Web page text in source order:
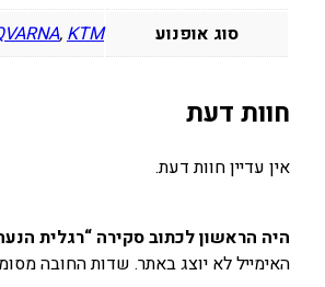
סוג אופנוע
, KTM
חוות דעת
אין עדיין חוות דעת.
היה הראשון לכתוב סקירה “רגלית
האימייל לא יוצג באתר. שדות החובה